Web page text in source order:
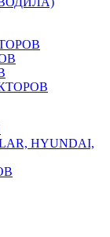
HYUNDAI,